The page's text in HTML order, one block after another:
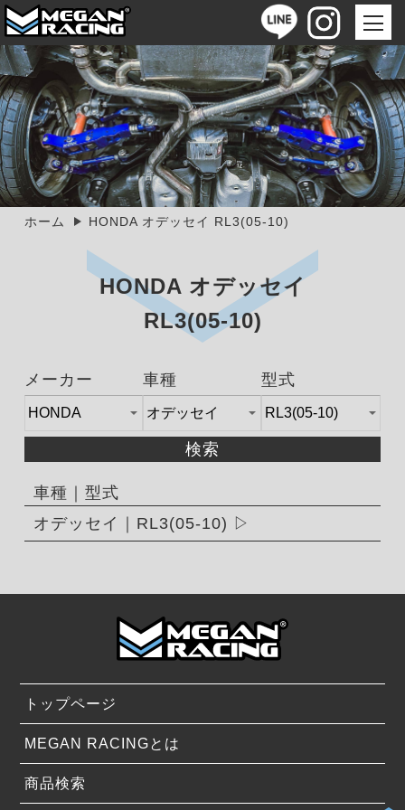
ホーム HONDA オデッセイ RL3(05-10)
HONDA オデッセイ
RL3(05-10)
メーカー 車種 型式
検索
車種｜型式
オデッセイ｜RL3(05-10)
トップページ
MEGAN RACINGとは
商品検索